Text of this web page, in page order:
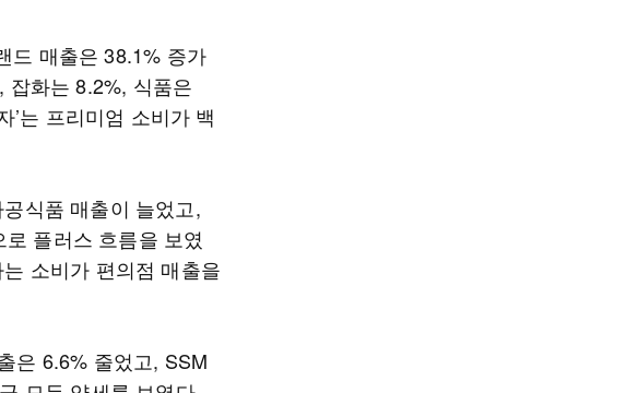
드 매출은 38.1% 증가
잡화는 8.2%, 식품은
’는 프리미엄 소비가 백
식품 매출이 늘었고,
플러스 흐름을 보였
소비가 편의점 매출을
은 6.6% 줄었고, SSM